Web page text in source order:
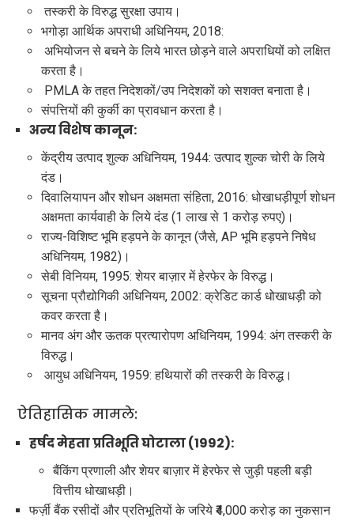
तस्करी के विरुद्ध सुरक्षा उपाय।
भगोड़ा आर्थिक अपराधी अधिनियम, 2018:
अभियोजन से बचने के लिये भारत छोड़ने वाले अपराधियों को लक्षित
करता है।
PMLA के तहत निदेशकों/उप निदेशकों को सशक्त बनाता है।
संपत्तियों की कुर्की का प्रावधान करता है।
अन्य विशेष कानून:
केंद्रीय उत्पाद शुल्क अधिनियम, 1944: उत्पाद शुल्क चोरी के लिये
दंड।
दिवालियापन और शोधन अक्षमता संहिता, 2016: धोखाधड़ीपूर्ण शोधन
अक्षमता कार्यवाही के लिये दंड (1 लाख से 1 करोड़ रुपए)।
राज्य-विशिष्ट भूमि हड़पने के कानून (जैसे, AP भूमि हड़पने निषेध
अधिनियम, 1982)।
सेबी विनियम, 1995: शेयर बाज़ार में हेरफेर के विरुद्ध।
सूचना प्रौद्योगिकी अधिनियम, 2002: क्रेडिट कार्ड धोखाधड़ी को
कवर करता है।
मानव अंग और ऊतक प्रत्यारोपण अधिनियम, 1994: अंग तस्करी के
विरुद्ध।
आयुध अधिनियम, 1959: हथियारों की तस्करी के विरुद्ध।
ऐतिहासिक मामले:
हर्षद मेहता प्रतिभूति घोटाला (1992):
बैंकिंग प्रणाली और शेयर बाज़ार में हेरफेर से जुड़ी पहली बड़ी
वित्तीय धोखाधड़ी।
फर्ज़ी बैंक रसीदों और प्रतिभूतियों के जरिये ₹4,000 करोड़ का नुकसान